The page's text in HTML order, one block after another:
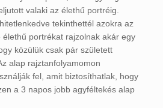
valaki az élethű portréig.
tekinthettél azokra az
portrékat rajzolnak akár egy
közülük csak pár született
alap rajztanfolyamomon
fel, amit biztosíthatlak, hogy
a 3 napos jobb agyféltekés alap